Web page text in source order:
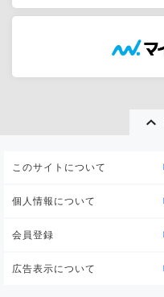
このサイトについて
個人情報について
会員登録
広告表示について